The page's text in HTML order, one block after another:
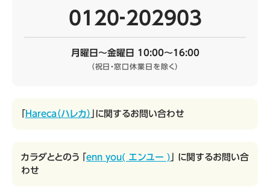
0120‐202903
月曜日～金曜日 10:00～16:00
（祝日・窓口休業日を除く）
Hareca（ハレカ） 」に関するお問い合わせ
カラダととのう 「 enn you( エンユー ) 」 に関するお問い合
わせ